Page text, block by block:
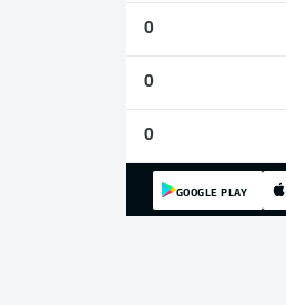
0
0
0
GOOGLE PLAY